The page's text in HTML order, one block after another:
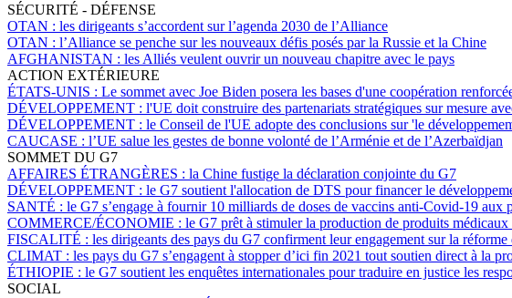
SÉCURITÉ - DÉFENSE
OTAN : les dirigeants s’accordent sur l’agenda 2030 de l’Alliance
OTAN : l’Alliance se penche sur les nouveaux défis posés par la Russie et la Chine
AFGHANISTAN : les Alliés veulent ouvrir un nouveau chapitre avec le pays
ACTION EXTÉRIEURE
ÉTATS-UNIS : Le sommet avec Joe Biden posera les bases d'une coopération
DÉVELOPPEMENT : l'UE doit construire des partenariats stratégiques sur mesure
DÉVELOPPEMENT : le Conseil de l'UE adopte des conclusions sur 'le
CAUCASE : l’UE salue les gestes de bonne volonté de l’Arménie et de l’Azerbaïdjan
SOMMET DU G7
AFFAIRES ÉTRANGÈRES : la Chine fustige la déclaration conjointe du G7
DÉVELOPPEMENT : le G7 soutient l'allocation de DTS pour financer le
SANTÉ : le G7 s’engage à fournir 10 milliards de doses de vaccins anti-Covid-19 aux
COMMERCE/ÉCONOMIE : le G7 prêt à stimuler la production de produits
FISCALITÉ : les dirigeants des pays du G7 confirment leur engagement sur la
CLIMAT : les pays du G7 s’engagent à stopper d’ici fin 2021 tout soutien direct à la
ÉTHIOPIE : le G7 soutient les enquêtes internationales pour traduire en justice les
SOCIAL